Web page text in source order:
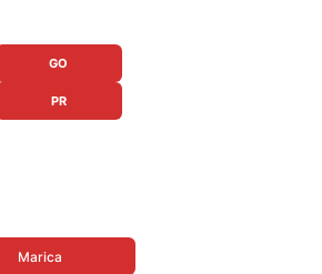
GO
PR
Marica